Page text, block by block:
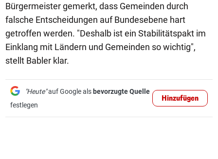
Bürgermeister gemerkt, dass Gemeinden durch
falsche Entscheidungen auf Bundesebene hart
getroffen werden. "Deshalb ist ein Stabilitätspakt im
Einklang mit Ländern und Gemeinden so wichtig",
stellt Babler klar.
"Heute"auf Google als bevorzugte Quelle
festlegen
Hinzufügen